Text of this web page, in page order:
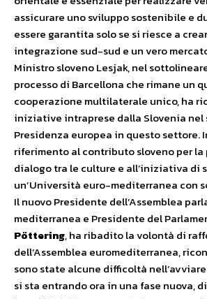
assicurare uno sviluppo sostenibile e
essere garantita solo se si riesce a
integrazione sud-sud e un vero
Ministro sloveno Lesjak, nel
processo di Barcellona che rimane un
cooperazione multilaterale unico, ha
iniziative intraprese dalla Slovenia nel
Presidenza europea in questo settore.
riferimento al contributo sloveno per
dialogo tra le culture e all’iniziativa di
un’Università euro-mediterranea con
Il nuovo Presidente dell’Assemblea
mediterranea e Presidente del
Pöttering, ha ribadito la volontà di
dell’Assemblea euromediterranea,
sono state alcune difficoltà
si sta entrando ora in una fase nuova,